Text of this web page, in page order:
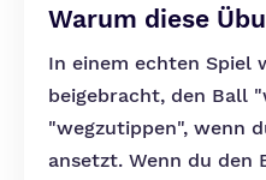
Warum diese
In einem echten Spiel
beigebracht, den Ball
"wegzutippen", wenn
ansetzt. Wenn du den